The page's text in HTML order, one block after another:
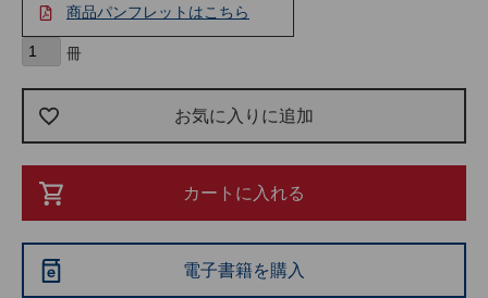
商品パンフレットはこちら
お気に入りに追加
カートに入れる
電子書籍を購入